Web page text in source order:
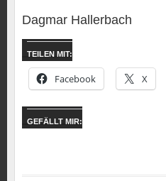
Dagmar Hallerbach
TEILEN MIT:
Facebook X
GEFÄLLT MIR: